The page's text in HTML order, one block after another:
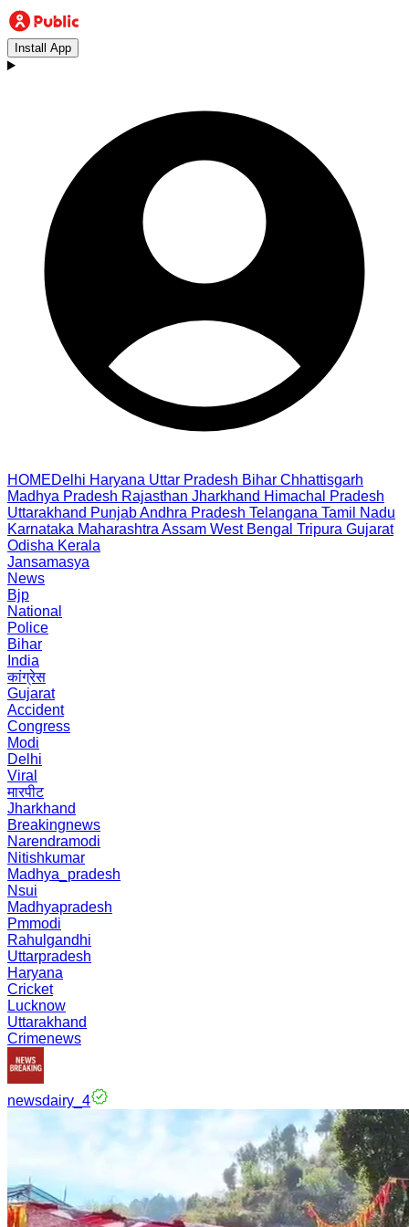
Install App
HOMEDelhi Haryana Uttar Pradesh Bihar Chhattisgarh
Madhya Pradesh Rajasthan Jharkhand Himachal Pradesh
Uttarakhand PunjabAndhra Pradesh Telangana Tamil Nadu
Karnataka Maharashtra Assam West Bengal Tripura Gujarat
Odisha Kerala
Jansamasya
News
Bjp
National
Police
Bihar
India
कांग्रेस
Gujarat
Accident
Congress
Modi
Delhi
Viral
मारपीट
Jharkhand
Breakingnews
Narendramodi
Nitishkumar
Madhya_pradesh
Nsui
Madhyapradesh
Pmmodi
Rahulgandhi
Uttarpradesh
Haryana
Cricket
Lucknow
Uttarakhand
Crimenews
newsdairy_4